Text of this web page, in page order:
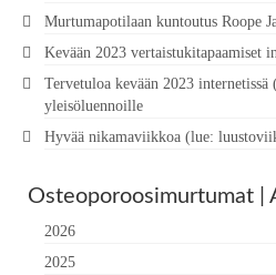
Murtumapotilaan kuntoutus Roope
Kevään 2023 vertaistukitapaamiset
Tervetuloa kevään 2023
yleisöluennoille
Hyvää nikamaviikkoa (lue:
Osteoporoosimurtumat |
2026
2025